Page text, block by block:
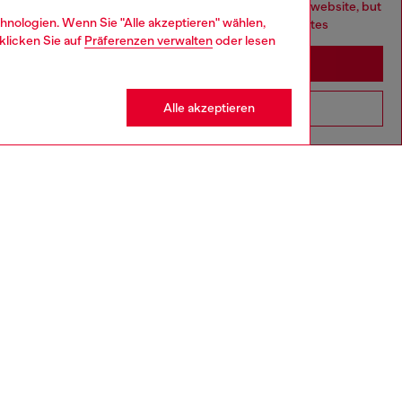
Wenn Sie "Alle akzeptieren" wählen,
Sie auf Präferenzen verwaltenoder lesen
Alle akzeptieren
You are currently browsing Deutschland website, but
it seems you may be based in United States
Go to United States